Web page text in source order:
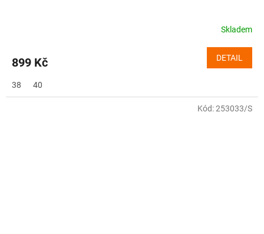
Skladem
899 Kč DETAIL
38 40
Kód:253033/S